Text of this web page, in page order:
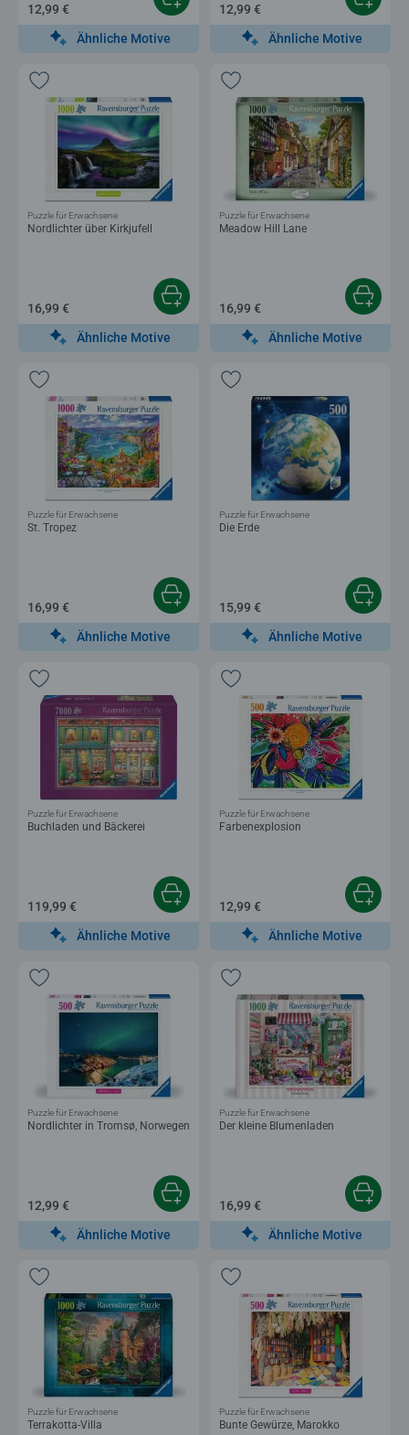
12,99 €
Ähnliche Motive
12,99 €
Ähnliche Motive
Nordlichter über Kirkjufell
Puzzle für Erwachsene
16,99 €
Ähnliche Motive
Meadow Hill Lane
Puzzle für Erwachsene
16,99 €
Ähnliche Motive
St. Tropez
Puzzle für Erwachsene
16,99 €
Ähnliche Motive
Die Erde
Puzzle für Erwachsene
15,99 €
Ähnliche Motive
Buchladen und Bäckerei
Puzzle für Erwachsene
119,99 €
Ähnliche Motive
Farbenexplosion
Puzzle für Erwachsene
12,99 €
Ähnliche Motive
Nordlichter in Tromsø, Norwegen
Puzzle für Erwachsene
12,99 €
Ähnliche Motive
Der kleine Blumenladen
Puzzle für Erwachsene
16,99 €
Ähnliche Motive
Terrakotta-Villa
Puzzle für Erwachsene
Bunte Gewürze, Marokko
Puzzle für Erwachsene